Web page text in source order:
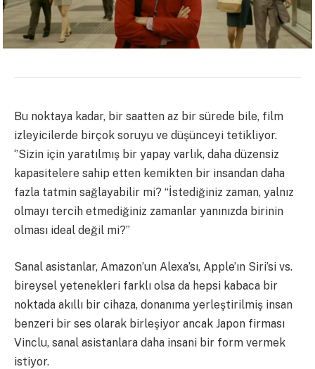
Bu noktaya kadar, bir saatten az bir sürede bile, film
izleyicilerde birçok soruyu ve düşünceyi tetikliyor.
‘’Sizin için yaratılmış bir yapay varlık, daha düzensiz
kapasitelere sahip etten kemikten bir insandan daha
fazla tatmin sağlayabilir mi? “İstediğiniz zaman, yalnız
olmayı tercih etmediğiniz zamanlar yanınızda birinin
olması ideal değil mi?”
Sanal asistanlar, Amazon’un Alexa’sı, Apple’ın Siri’si vs.
bireysel yetenekleri farklı olsa da hepsi kabaca bir
noktada akıllı bir cihaza, donanıma yerleştirilmiş insan
benzeri bir ses olarak birleşiyor ancak Japon firması
Vinclu, sanal asistanlara daha insani bir form vermek
istiyor.